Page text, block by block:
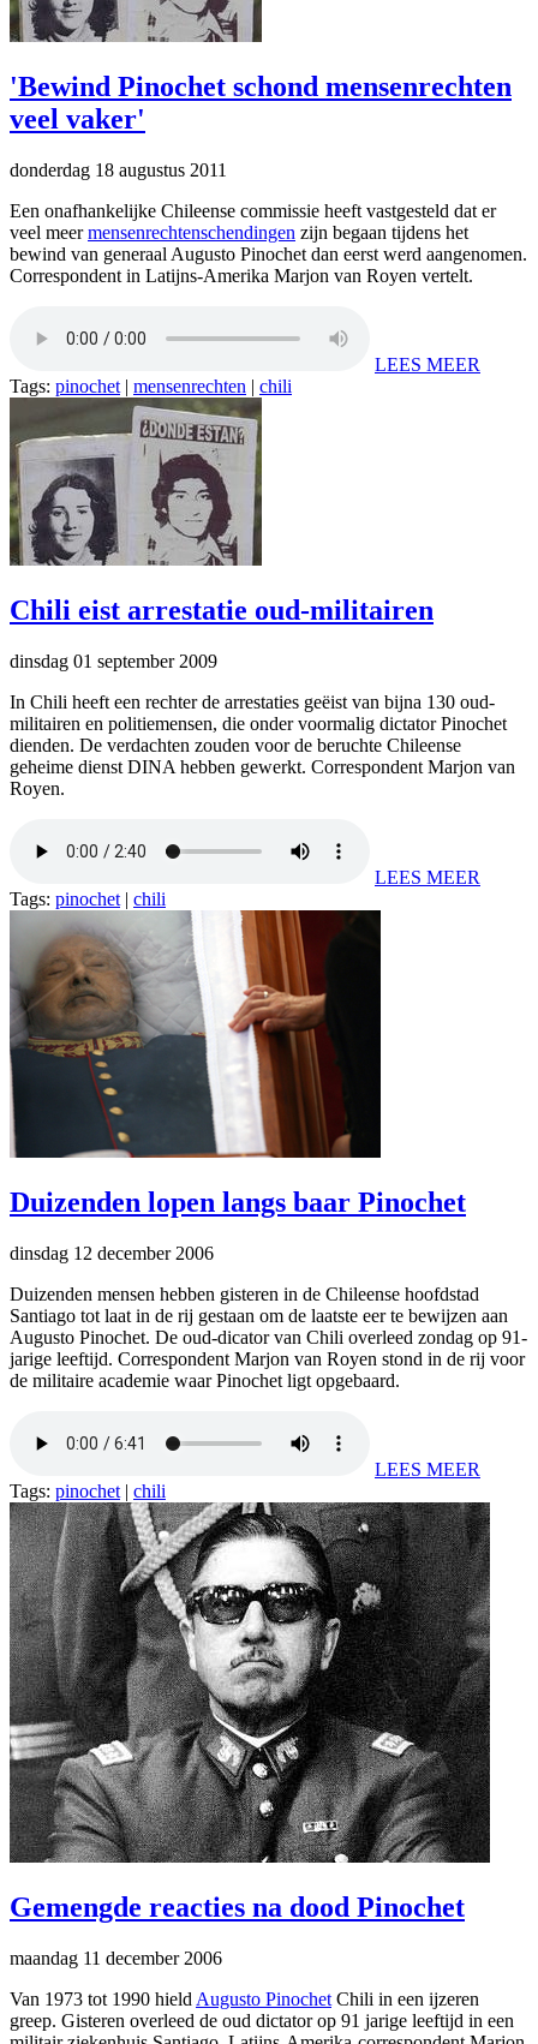
'Bewind Pinochet schond mensenrechten
veel vaker'
donderdag 18 augustus 2011
Een onafhankelijke Chileense commissie heeft vastgesteld dat er
veel meermensenrechtenschendingen zijn begaan tijdens het
bewind van generaal Augusto Pinochet dan eerst werd aangenomen.
Correspondent in Latijns-Amerika Marjon van Royen vertelt.
LEES MEER
Tags: pinochet | mensenrechten | chili
Chili eist arrestatie oud-militairen
dinsdag 01 september 2009
In Chili heeft een rechter de arrestaties geëist van bijna 130 oud-
militairen en politiemensen, die onder voormalig dictator Pinochet
dienden. De verdachten zouden voor de beruchte Chileense
geheime dienst DINA hebben gewerkt. Correspondent Marjon van
Royen.
LEES MEER
Tags: pinochet | chili
Duizenden lopen langs baar Pinochet
dinsdag 12 december 2006
Duizenden mensen hebben gisteren in de Chileense hoofdstad
Santiago tot laat in de rij gestaan om de laatste eer te bewijzen aan
Augusto Pinochet. De oud-dicator van Chili overleed zondag op 91-
jarige leeftijd. Correspondent Marjon van Royen stond in de rij voor
de militaire academie waar Pinochet ligt opgebaard.
LEES MEER
Tags: pinochet | chili
Gemengde reacties na dood Pinochet
maandag 11 december 2006
Van 1973 tot 1990 hield Augusto Pinochet Chili in een ijzeren
greep. Gisteren overleed de oud dictator op 91 jarige leeftijd in een